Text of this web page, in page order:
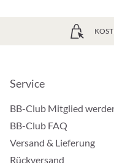
Service
BB-Club Mitglied
BB-Club FAQ
Versand & Lieferung
Rückversand